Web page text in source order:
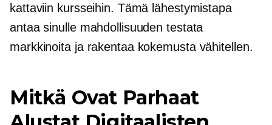
kattaviin kursseihin. Tämä lähestymistapa
antaa sinulle mahdollisuuden testata
markkinoita ja rakentaa kokemusta vähitellen.
Mitkä Ovat Parhaat